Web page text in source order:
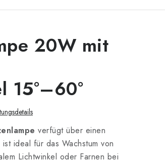
20W mit
15°–60°
verfügt über einen
ist ideal für das Wachstum von
Lichtwinkel oder Farnen bei